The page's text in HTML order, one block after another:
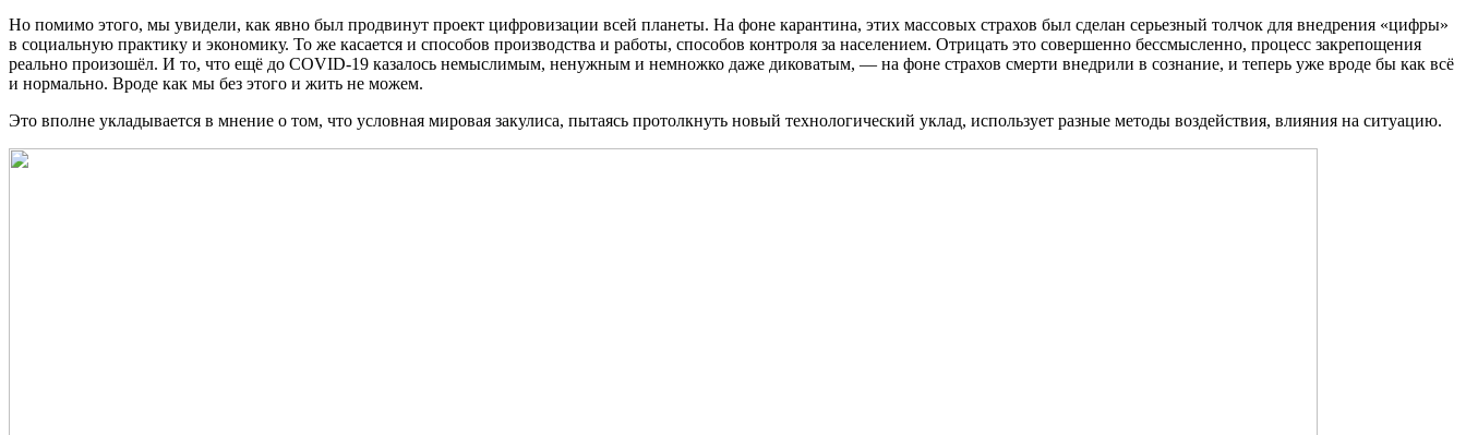
Но помимо этого, мы увидели, как явно был продвинут проект цифровизации всей планеты. На фоне карантина, этих массовых страхов был сделан серьезный толчок для внедрения «цифры»
в социальную практику и экономику. То же касается и способов производства и работы, способов контроля за населением. Отрицать это совершенно бессмысленно, процесс закрепощения
реально произошёл. И то, что ещё до COVID-19 казалось немыслимым, ненужным и немножко даже диковатым, — на фоне страхов смерти внедрили в сознание, и теперь уже вроде бы как всё
и нормально. Вроде как мы без этого и жить не можем.
Это вполне укладывается в мнение о том, что условная мировая закулиса, пытаясь протолкнуть новый технологический уклад, использует разные методы воздействия, влияния на ситуацию.